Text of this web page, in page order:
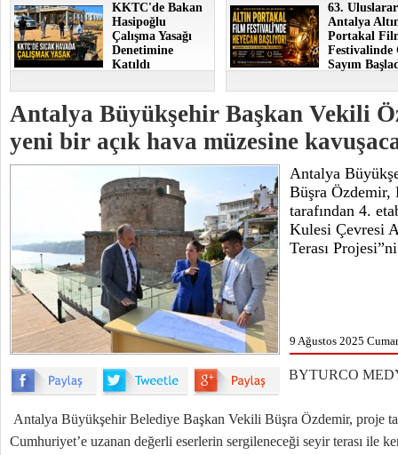
KKTC'de Bakan
Hasipoğlu
Çalışma Yasağı
Denetimine
Katıldı
63.
Antalya
Portakal
Festivalinde
Sayım
Antalya Büyükşehir Başkan Vekili
yeni bir açık hava müzesine
Antalya
Büşra Özdemir,
tarafından 4.
Kulesi Çevresi
Terası
9 Ağustos 2025
BYTURCO
Antalya Büyükşehir Belediye Başkan Vekili Büşra Özdemir, proje
Cumhuriyet’e uzanan değerli eserlerin sergileneceği seyir terası ile